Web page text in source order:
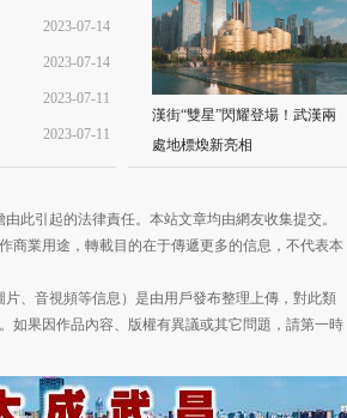
17:29:21
2023-07-14
16:45:33
2023-07-14
16:43:00
2023-07-11
11:33:13
2023-07-11
11:27:15
漢街“雙星”閃耀登場！武漢兩
處地標煥新亮相
此引起的法律責任。本站文章均由網友收集提交。
商業用途，轉載目的在于傳遞更多的信息，不代表本
、音視頻等信息）是由用戶發布整理上傳，對此類
如果因作品內容、版權有異議或其它問題，請第一時